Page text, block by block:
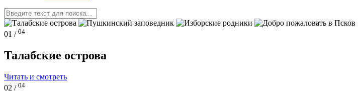
01 / 04
Талабские острова
Читать и смотреть
02 / 04